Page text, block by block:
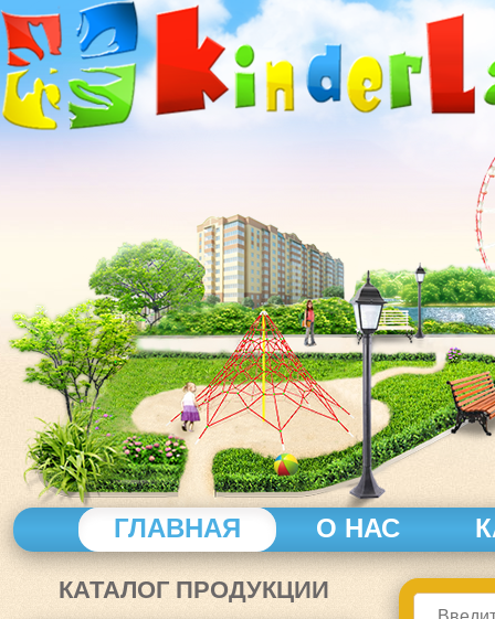
ГЛАВНАЯ О НАС
КАТАЛОГ ПРОДУКЦИИ